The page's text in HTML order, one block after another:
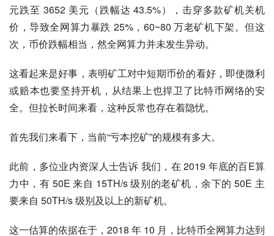
元跌至 3652 美元（跌幅达 43.5%），击穿多款矿机关机
价，导致全网算力暴跌 25%，60~80 万老矿机下架。但这
次，币价跌幅相当，然全网算力并未发生异动。
这看起来是好事，表明矿工对中短期币价的看好，即使微利
或赔本也要坚持开机，从结果上也捍卫了比特币网络的安
全。但拉长时间来看，这种反常也存在着隐忧。
首先我们来看下，当前“亏本挖矿”的规模有多大。
此前，多位业内资深人士告诉 我们，在 2019 年底的百E算
力中，有 50E 来自 15TH/s 级别的老矿机，余下的 50E 主
要来自 50TH/s 级别及以上的新矿机。
这一估算的依据在于，2018 年 10 月，比特币全网算力达到